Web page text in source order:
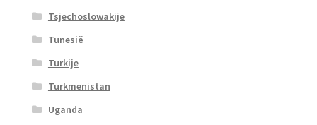
Tsjechoslowakije
Tunesië
Turkije
Turkmenistan
Uganda